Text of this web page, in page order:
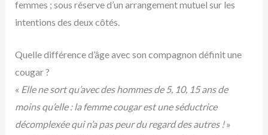
femmes ; sous réserve d’un arrangement mutuel sur les
intentions des deux côtés.
Quelle différence d’âge avec son compagnon définit une
cougar ?
« Elle ne sort qu’avec des hommes de 5, 10, 15 ans de
moins qu’elle : la femme cougar est une séductrice
décomplexée qui n’a pas peur du regard des autres !»